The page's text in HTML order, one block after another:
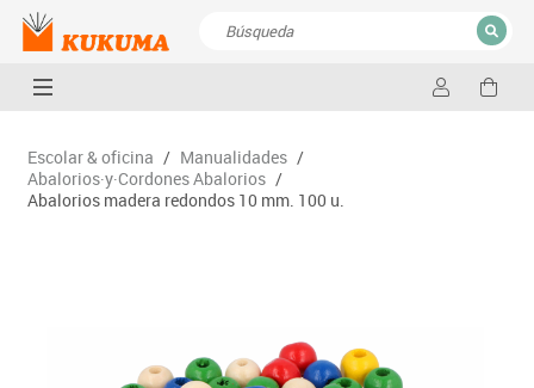
CERRAR
Escolar & oficina / Manualidades /
Abalorios·y·Cordones Abalorios /
Abalorios madera redondos 10 mm. 100 u.